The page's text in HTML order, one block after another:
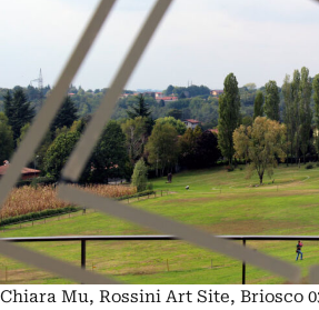
Chiara Mu, Rossini Art Site, Briosco